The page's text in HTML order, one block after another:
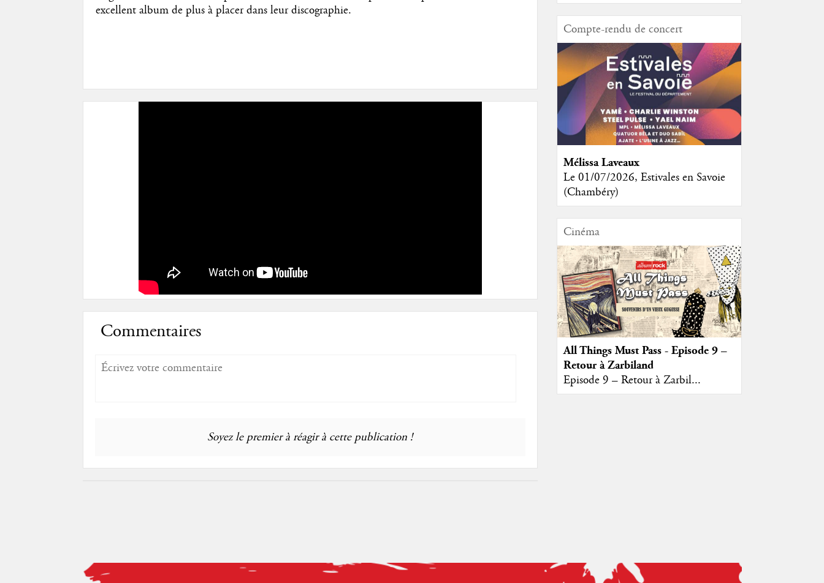
excellent album de plus à placer dans leur discographie.
Commentaires
Soyez le premier à réagir à cette publication !
Compte-rendu de concert
Mélissa Laveaux
Le 01/07/2026, Estivales en Savoie
(Chambéry)
Cinéma
All Things Must Pass - Episode 9 –
Retour à Zarbiland
Episode 9 – Retour à Zarbil...